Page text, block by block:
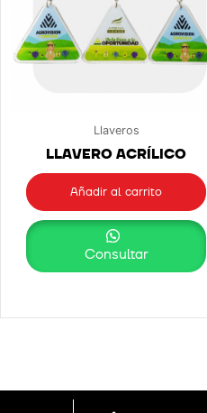
Llaveros
LLAVERO ACRÍLICO
Añadir al carrito
Consultar